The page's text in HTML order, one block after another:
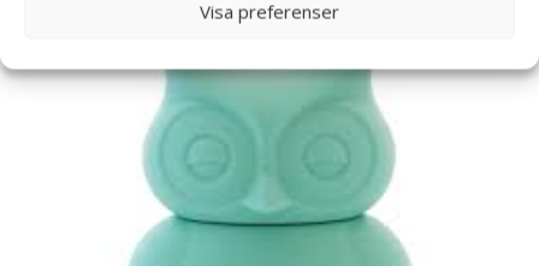
Visa preferenser